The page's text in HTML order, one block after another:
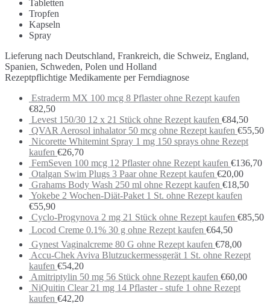
Tabletten
Tropfen
Kapseln
Spray
Lieferung nach Deutschland, Frankreich, die Schweiz, England,
Spanien, Schweden, Polen und Holland
Rezeptpflichtige Medikamente per Ferndiagnose
Estraderm MX 100 mcg 8 Pflaster ohne Rezept kaufen
€82,50
Levest 150/30 12 x 21 Stück ohne Rezept kaufen €84,50
QVAR Aerosol inhalator 50 mcg ohne Rezept kaufen €55,50
Nicorette Whitemint Spray 1 mg 150 sprays ohne Rezept
kaufen €26,70
FemSeven 100 mcg 12 Pflaster ohne Rezept kaufen €136,70
Otalgan Swim Plugs 3 Paar ohne Rezept kaufen €20,00
Grahams Body Wash 250 ml ohne Rezept kaufen €18,50
Yokebe 2 Wochen-Diät-Paket 1 St. ohne Rezept kaufen
€55,90
Cyclo-Progynova 2 mg 21 Stück ohne Rezept kaufen €85,50
Locod Creme 0.1% 30 g ohne Rezept kaufen €64,50
Gynest Vaginalcreme 80 G ohne Rezept kaufen €78,00
Accu-Chek Aviva Blutzuckermessgerät 1 St. ohne Rezept
kaufen €54,20
Amitriptylin 50 mg 56 Stück ohne Rezept kaufen €60,00
NiQuitin Clear 21 mg 14 Pflaster - stufe 1 ohne Rezept
kaufen €42,20